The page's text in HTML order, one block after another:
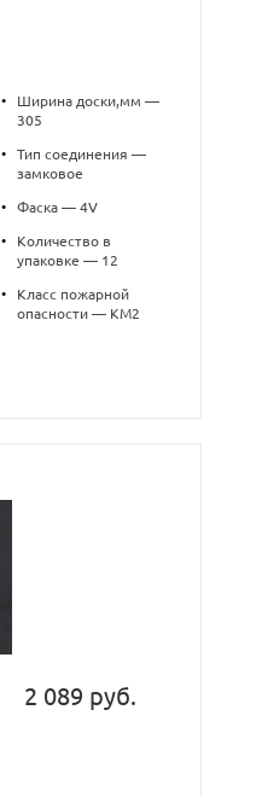
•
Ширина доски,мм —
305
•
Тип соединения —
замковое
• Фаска — 4V
•
Количество в
упаковке — 12
•
Класс пожарной
опасности — КМ2
2 089 руб.